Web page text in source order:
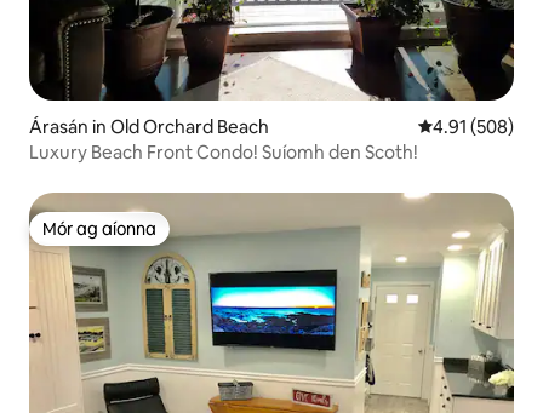
Árasán in Old Orchard Beach Meánrátáil
4.91 (508)
Luxury Beach Front Condo! Suíomh den Scoth!
Mór ag aíonna
Mór ag aíonna